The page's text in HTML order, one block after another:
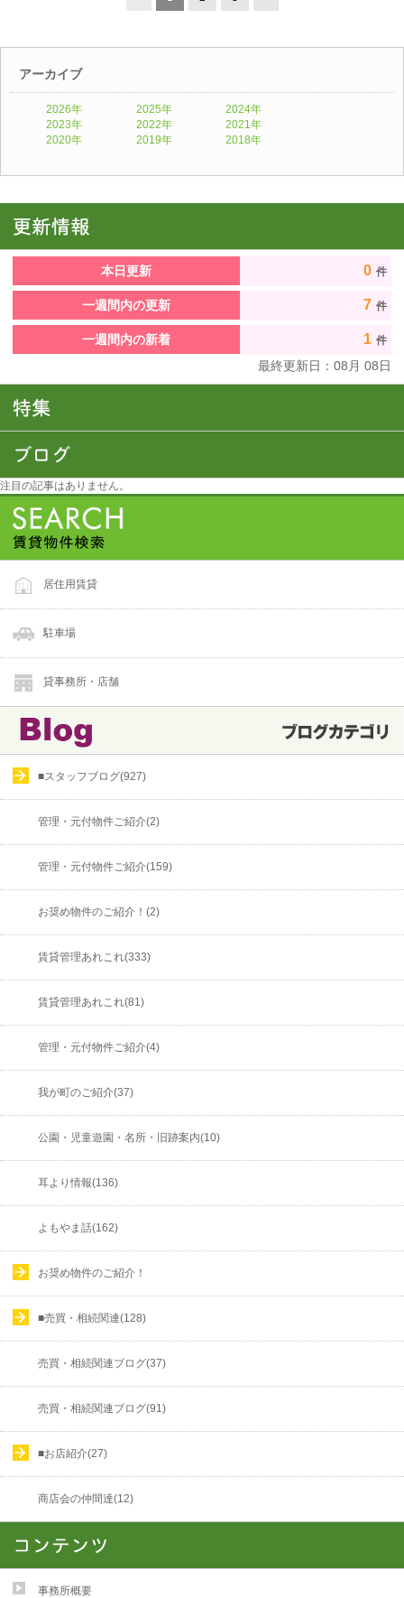
アーカイブ
2026年 2025年
2024年
2023年
2022年
2021年
2020年
2019年 2018年
本日更新 0 件
一週間内の更新 7 件
一週間内の新着 1 件
最終更新日： 08 月 08日
注目の記事はありません。
居住用賃貸
駐車場
貸事務所・店舗
■スタッフブログ(927)
管理・元付物件ご紹介(2)
管理・元付物件ご紹介(159)
お奨め物件のご紹介！(2)
賃貸管理あれこれ(333)
賃貸管理あれこれ(81)
管理・元付物件ご紹介(4)
我が町のご紹介(37)
公園・児童遊園・名所・旧跡案内(10)
耳より情報(136)
よもやま話(162)
お奨め物件のご紹介！
■売買・相続関連(128)
売買・相続関連ブログ(37)
売買・相続関連ブログ(91)
■お店紹介(27)
商店会の仲間達(12)
事務所概要